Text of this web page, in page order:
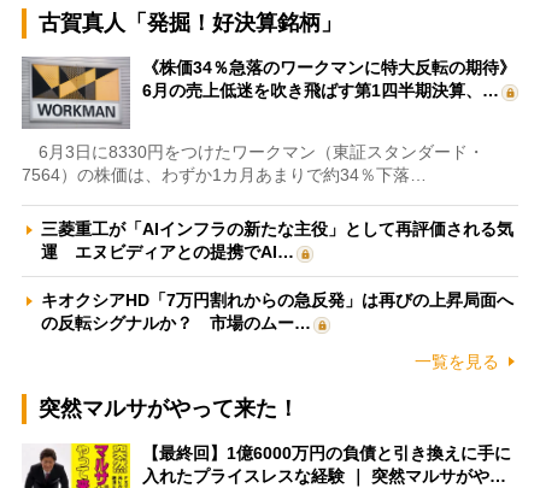
古賀真人「発掘！好決算銘柄」
《株価34％急落のワークマンに特大反転の期待》
6月の売上低迷を吹き飛ばす第1四半期決算、…
6月3日に8330円をつけたワークマン（東証スタンダード・
7564）の株価は、わずか1カ月あまりで約34％下落…
三菱重工が「AIインフラの新たな主役」として再評価される気
運 エヌビディアとの提携でAI…
キオクシアHD「7万円割れからの急反発」は再びの上昇局面へ
の反転シグナルか？ 市場のムー…
一覧を見る
突然マルサがやって来た！
【最終回】1億6000万円の負債と引き換えに手に
入れたプライスレスな経験 ｜ 突然マルサがや…